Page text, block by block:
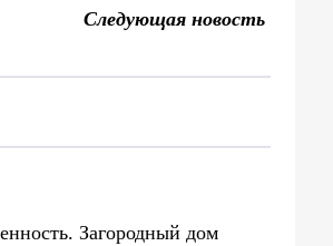
Следующая новость
Загородный дом